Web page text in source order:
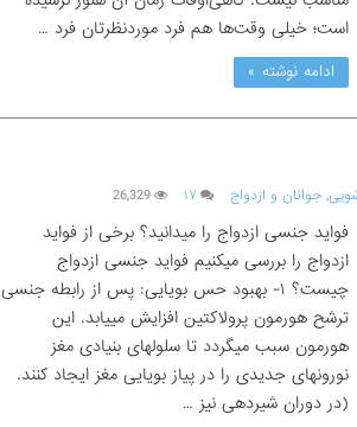
است؛ خیلی وقت‌ها هم فرد موردنظرتان فرد …
ادامه نوشته »
, جوانان و ازدواج ۱۷ 26,329
فواید جنسی ازدواج را میدانید؟ برخی از فواید
ازدواج را بررسی میکنیم فواید جنسی ازدواج
چیست؟ ۱- بهبود حس بویایی: پس از رابطه جنسی
ترشح هورمون پرولاکتین افزایش مییابد. این
هورمون سبب میگردد تا سلولهای بنیادی مغز
نورونهای جدیدی را در پیاز بویایی مغز ایجاد کنند.
(در دوران شیردهی نیز …